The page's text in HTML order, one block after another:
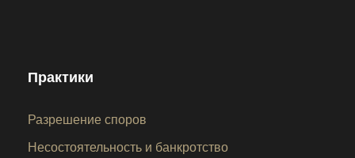
Практики
Разрешение споров
Несостоятельность и банкротство